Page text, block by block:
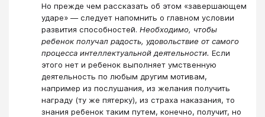
Но прежде чем рассказать об этом «завершающем
ударе» ― следует напомнить о главном условии
развития способностей. Необходимо, чтобы
ребенок получал радость, удовольствие от самого
процесса интеллектуальной деятельности. Если
этого нет и ребенок выполняет умственную
деятельность по любым другим мотивам,
например из послушания, из желания получить
награду (ту же пятерку), из страха наказания, то
знания ребенок таким путем, конечно, получит, но